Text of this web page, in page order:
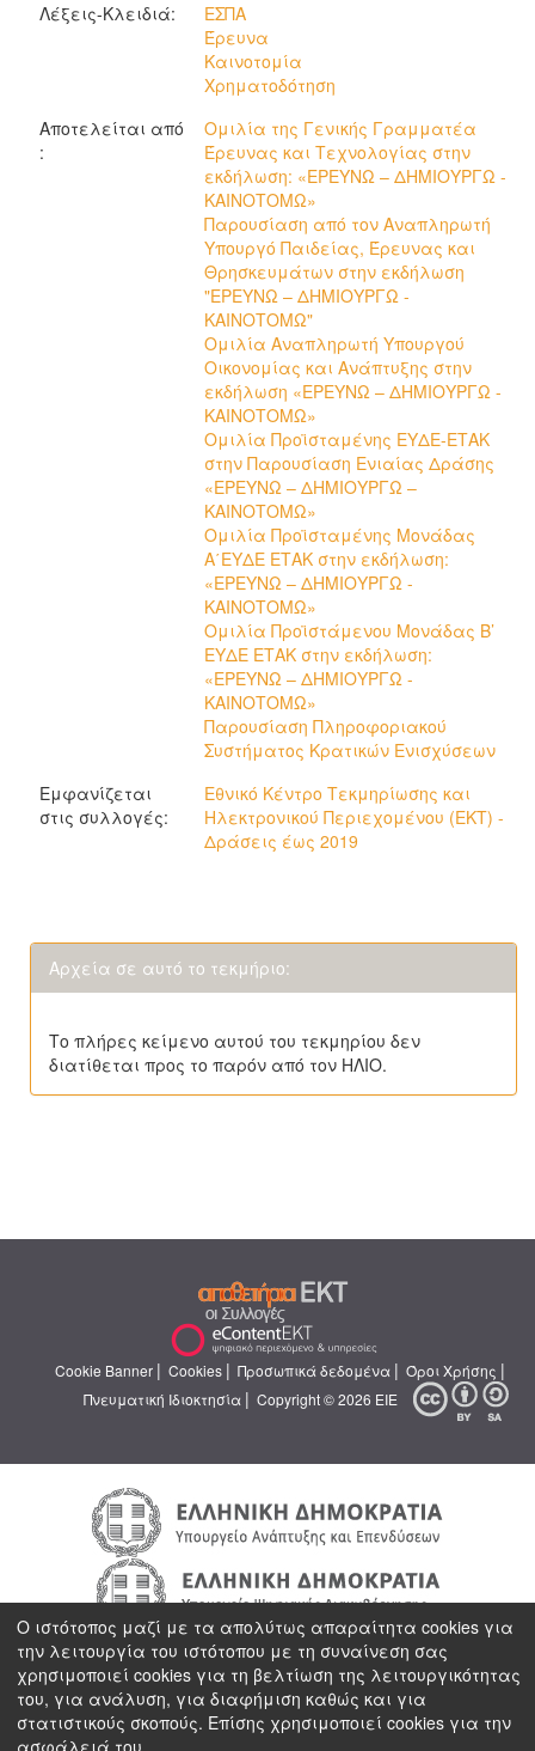
Λέξεις-Κλειδιά:
ΕΣΠΑ
Έρευνα
Καινοτομία
Χρηματοδότηση
Αποτελείται από
:
Ομιλία της Γενικής Γραμματέα
Έρευνας και Τεχνολογίας στην
εκδήλωση: «ΕΡΕΥΝΩ – ΔΗΜΙΟΥΡΓΩ -
ΚΑΙΝΟΤΟΜΩ»
Παρουσίαση από τον Αναπληρωτή
Υπουργό Παιδείας, Έρευνας και
Θρησκευμάτων στην εκδήλωση
"ΕΡΕΥΝΩ – ΔΗΜΙΟΥΡΓΩ -
ΚΑΙΝΟΤΟΜΩ"
Ομιλία Αναπληρωτή Υπουργού
Οικονομίας και Ανάπτυξης στην
εκδήλωση «ΕΡΕΥΝΩ – ΔΗΜΙΟΥΡΓΩ -
ΚΑΙΝΟΤΟΜΩ»
Ομιλία Προϊσταμένης ΕΥΔΕ-ΕΤΑΚ
στην Παρουσίαση Ενιαίας Δράσης
«ΕΡΕΥΝΩ – ΔΗΜΙΟΥΡΓΩ –
ΚΑΙΝΟΤΟΜΩ»
Ομιλία Προϊσταμένης Μονάδας
Α΄ΕΥΔΕ ΕΤΑΚ στην εκδήλωση:
«ΕΡΕΥΝΩ – ΔΗΜΙΟΥΡΓΩ -
ΚΑΙΝΟΤΟΜΩ»
Ομιλία Προϊστάμενου Μονάδας Β’
ΕΥΔΕ ΕΤΑΚ στην εκδήλωση:
«ΕΡΕΥΝΩ – ΔΗΜΙΟΥΡΓΩ -
ΚΑΙΝΟΤΟΜΩ»
Παρουσίαση Πληροφοριακού
Συστήματος Κρατικών Ενισχύσεων
Εμφανίζεται
στις συλλογές:
Εθνικό Κέντρο Τεκμηρίωσης και
Ηλεκτρονικού Περιεχομένου (ΕΚΤ) -
Δράσεις έως 2019
Αρχεία σε αυτό το τεκμήριο:
Το πλήρες κείμενο αυτού του τεκμηρίου δεν
διατίθεται προς το παρόν από τον ΗΛΙΟ.
Cookie Banner | Cookies | Προσωπικά δεδομένα | Όροι Χρήσης |
Πνευματική Ιδιοκτησία | Copyright © 2026 ΕΙΕ
Ο ιστότοπος μαζί με τα απολύτως απαραίτητα cookies για
την λειτουργία του ιστότοπου με τη συναίνεση σας
χρησιμοποιεί cookies για τη βελτίωση της λειτουργικότητας
του, για ανάλυση, για διαφήμιση καθώς και για
στατιστικούς σκοπούς. Επίσης χρησιμοποιεί cookies για την
ασφάλειά του.